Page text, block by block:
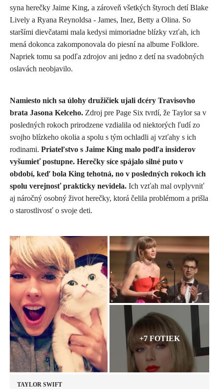
syna herečky Jaime King, a zároveň všetkých štyroch detíBlake
Lively a Ryana Reynoldsa - James, Inez, Betty a Olina. So
staršími dievčatami mala kedysi mimoriadne blízky vzťah, ich
mená dokonca zakomponovala do piesní na albume Folklore.
Napriek tomu sa podľa zdrojov ani jedno z detí na svadobných
oslavách neobjavilo.
Namiesto nich sa úlohy družičiek ujali dcéry Travisovho
brata Jasona Kelceho. Zdroj pre Page Six tvrdí, že Taylor sa v
posledných rokoch prirodzene vzdialila od niektorých ľudí zo
svojho blízkeho okolia a spolu s tým ochladli aj vzťahy s ich
rodinami. Priateľstvo s Jaime King malo podľa insiderov
vyšumieť postupne. Herečky síce spájalo silné puto v
období, keď bola King tehotná, no v posledných rokoch ich
spolu verejnosť prakticky nevidela. Ich vzťah mal ovplyvniť
aj náročný osobný život herečky, ktorá čelila problémom a prišla
o starostlivosť o svoje deti.
+7 FOTIEK
TAYLOR SWIFT